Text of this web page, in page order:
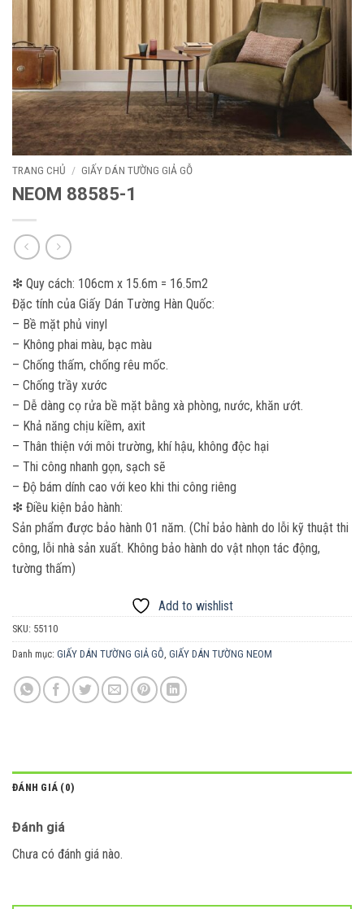
TRANG CHỦ / GIẤY DÁN TƯỜNG GIẢ GỖ
NEOM 88585-1
❇ Quy cách: 106cm x 15.6m = 16.5m2
Đặc tính của Giấy Dán Tường Hàn Quốc:
– Bề mặt phủ vinyl
– Không phai màu, bạc màu
– Chống thấm, chống rêu mốc.
– Chống trầy xước
– Dễ dàng cọ rửa bề mặt bằng xà phòng, nước, khăn ướt.
– Khả năng chịu kiềm, axit
– Thân thiện với môi trường, khí hậu, không độc hại
– Thi công nhanh gọn, sạch sẽ
– Độ bám dính cao với keo khi thi công riêng
❇ Điều kiện bảo hành:
Sản phẩm được bảo hành 01 năm. (Chỉ bảo hành do lỗi kỹ thuật thi
công, lỗi nhà sản xuất. Không bảo hành do vật nhọn tác động,
tường thấm)
Add to wishlist
SKU: 55110
Danh mục: GIẤY DÁN TƯỜNG GIẢ GỖ GIẤY DÁN TƯỜNG NEOM
ĐÁNH GIÁ (0)
Đánh giá
Chưa có đánh giá nào.